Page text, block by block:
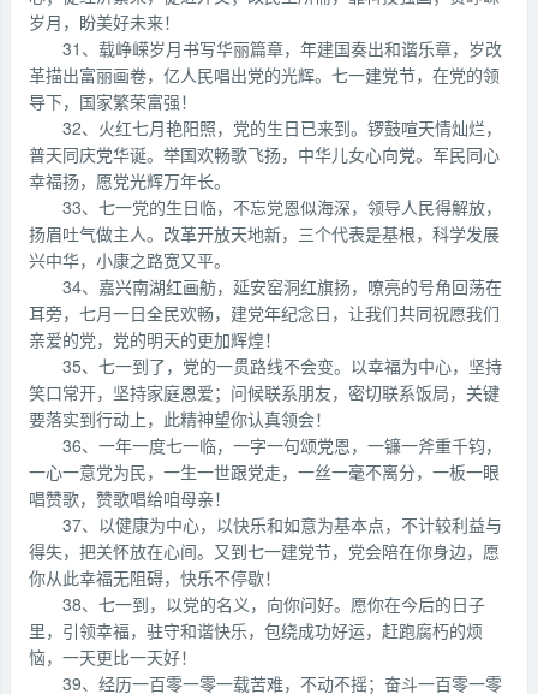
岁月，盼美好未来！
31、载峥嵘岁月书写华丽篇章，年建国奏出和谐乐章，岁改
革描出富丽画卷，亿人民唱出党的光辉。七一建党节，在党的领
导下，国家繁荣富强！
32、火红七月艳阳照，党的生日已来到。锣鼓喧天情灿烂，
普天同庆党华诞。举国欢畅歌飞扬，中华儿女心向党。军民同心
幸福扬，愿党光辉万年长。
33、七一党的生日临，不忘党恩似海深，领导人民得解放，
扬眉吐气做主人。改革开放天地新，三个代表是基根，科学发展
兴中华，小康之路宽又平。
34、嘉兴南湖红画舫，延安窑洞红旗扬，嘹亮的号角回荡在
耳旁，七月一日全民欢畅，建党年纪念日，让我们共同祝愿我们
亲爱的党，党的明天的更加辉煌！
35、七一到了，党的一贯路线不会变。以幸福为中心，坚持
笑口常开，坚持家庭恩爱；问候联系朋友，密切联系饭局，关键
要落实到行动上，此精神望你认真领会！
36、一年一度七一临，一字一句颂党恩，一镰一斧重千钧，
一心一意党为民，一生一世跟党走，一丝一毫不离分，一板一眼
唱赞歌，赞歌唱给咱母亲！
37、以健康为中心，以快乐和如意为基本点，不计较利益与
得失，把关怀放在心间。又到七一建党节，党会陪在你身边，愿
你从此幸福无阻碍，快乐不停歇！
38、七一到，以党的名义，向你问好。愿你在今后的日子
里，引领幸福，驻守和谐快乐，包绕成功好运，赶跑腐朽的烦
恼，一天更比一天好！
39、经历一百零一零一载苦难，不动不摇；奋斗一百零一零